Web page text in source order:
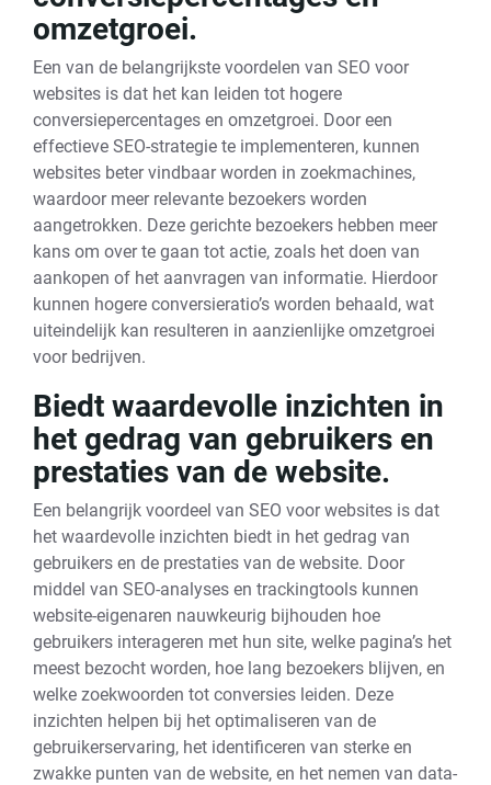
omzetgroei.
Een van de belangrijkste voordelen van SEO voor
websites is dat het kan leiden tot hogere
conversiepercentages en omzetgroei. Door een
effectieve SEO-strategie te implementeren, kunnen
websites beter vindbaar worden in zoekmachines,
waardoor meer relevante bezoekers worden
aangetrokken. Deze gerichte bezoekers hebben meer
kans om over te gaan tot actie, zoals het doen van
aankopen of het aanvragen van informatie. Hierdoor
kunnen hogere conversieratio’s worden behaald, wat
uiteindelijk kan resulteren in aanzienlijke omzetgroei
voor bedrijven.
Biedt waardevolle inzichten in
het gedrag van gebruikers en
prestaties van de website.
Een belangrijk voordeel van SEO voor websites is dat
het waardevolle inzichten biedt in het gedrag van
gebruikers en de prestaties van de website. Door
middel van SEO-analyses en trackingtools kunnen
website-eigenaren nauwkeurig bijhouden hoe
gebruikers interageren met hun site, welke pagina’s het
meest bezocht worden, hoe lang bezoekers blijven, en
welke zoekwoorden tot conversies leiden. Deze
inzichten helpen bij het optimaliseren van de
gebruikerservaring, het identificeren van sterke en
zwakke punten van de website, en het nemen van data-